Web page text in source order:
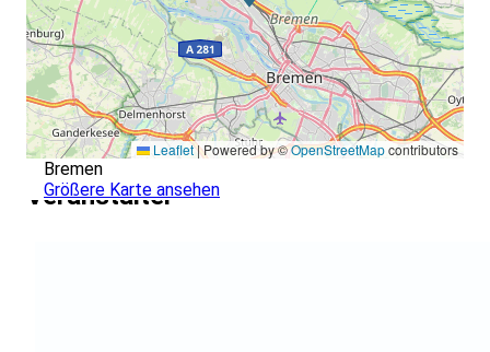
Leaflet|Powered by ©OpenStreetMapcontributors
Bremen
Größere Karte ansehen
Veranstalter